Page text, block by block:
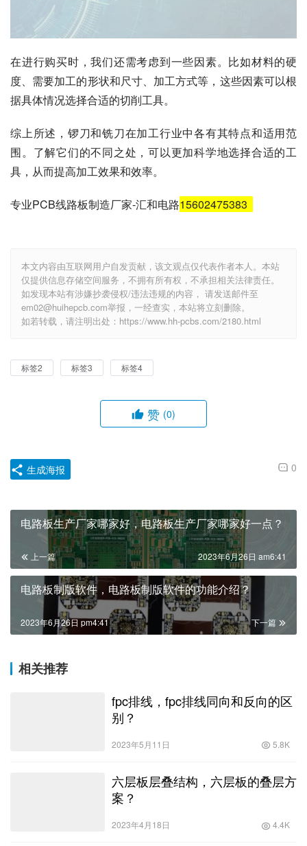
在进行购买时，我们还需考虑到一些因素。比如材料的硬
度、需要加工的形状和尺寸、加工方式等，这些因素可以根
据具体情况选择合适的切削工具。
综上所述，锣刀和铣刀在加工行业中各有其特点和适用范
围。了解它们的不同之处，可以更加科学地选择合适的工
具，从而提高加工效果和效率。
专业PCB线路板制造厂家-汇和电路15602475383
本文内容由互联网用户自发贡献，该文观点仅代表作者本人。本站
仅提供信息存储空间服务，不拥有所有权，不承担相关法律责任。
如发现本站有涉嫌抄袭侵权/违法违规的内容， 请发送邮件至
em02@huihepcb.com举报，一经查实，本站将立刻删除。
如若转载，请注明出处：https://www.hh-pcbs.com/2180.html
标签2 标签3 标签4
赞 (0)
0
生成海报
电路板生产厂家哪家好，电路板生产厂家哪家好一点？
上一篇 2023年6月26日 am6:41
电路板制版软件，电路板制版软件的功能介绍？
下一篇
2023年6月26日 pm4:41
相关推荐
fpc排线，fpc排线同向和反向的区
别？
2023年5月11日 5.8K
六层板层叠结构，六层板的叠层方
案？
2023年4月18日 4.4K